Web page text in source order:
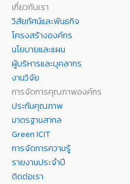
เกี่ยวกับเรา
วิสัยทัศน์และพันธกิจ
โครงสร้างองค์กร
นโยบายและแผน
ผู้บริหารและบุคลากร
งานวิจัย
การจัดการคุณภาพองค์กร
ประกันคุณภาพ
มาตรฐานสากล
Green ICIT
การจัดการความรู้
รายงานประจำปี
ติดต่อเรา